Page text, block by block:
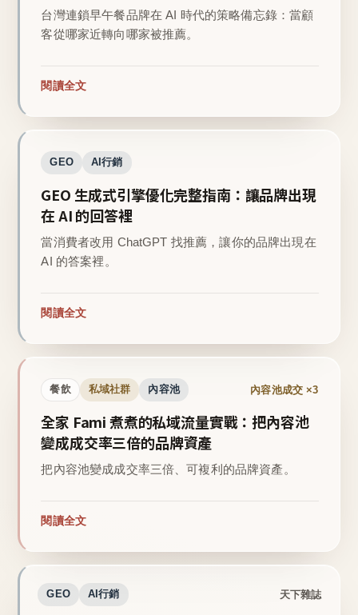
台灣連鎖早午餐品牌在 AI 時代的策略備忘錄：當顧
客從哪家近轉向哪家被推薦。
閱讀全文
GEO AI行銷
GEO 生成式引擎優化完整指南：讓品牌出現
在 AI 的回答裡
當消費者改用 ChatGPT 找推薦，讓你的品牌出現在
AI 的答案裡。
閱讀全文
餐飲 私域社群 內容池 內容池成交 ×3
全家 Fami 煮煮的私域流量實戰：把內容池
變成成交率三倍的品牌資產
把內容池變成成交率三倍、可複利的品牌資產。
閱讀全文
GEO AI行銷 天下雜誌